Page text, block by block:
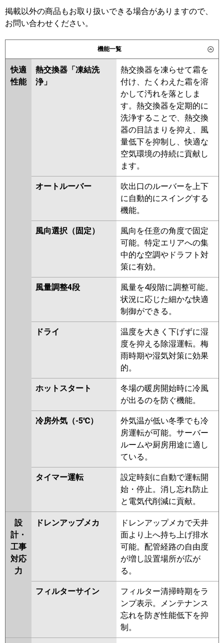
日立
三菱重工
三菱電機
パナソニック
掲載以外の商品もお取り扱いできる場合がありますので、
お問い合わせください。
機能一覧
快適
性能
熱交換器「凍結洗
浄」
熱交換器を凍らせて霜を
付け、たくわえた霜を溶
かして汚れを落としま
す。熱交換器を定期的に
洗浄することで、熱交換
器の目詰まりを抑え、風
量低下を抑制し、快適な
空気環境の持続に貢献し
ます。
オートルーバー
吹出口のルーバーを上下
に自動的にスイングする
機能。
風向選択（固定）
風向を任意の角度で固定
可能。特定エリアへの集
中的な空調やドラフト対
策に有効。
風量調整4段
風量を4段階に調整可能。
状況に応じた細かな快適
制御ができる。
ドライ
温度を大きく下げずに湿
度を抑える除湿運転。梅
雨時期や湿気対策に効果
的。
ホットスタート
冬場の暖房開始時に冷風
が出るのを防ぐ機能。
冷房外気（-5℃）
外気温が低い冬季でも冷
房運転が可能。サーバー
ルームや厨房用途に適し
ている。
タイマー運転
設定時刻に自動で運転開
始・停止。消し忘れ防止
と電気代削減に貢献。
設
計・
工事
対応
力
ドレンアップメカ
ドレンアップメカで天井
面より上へ持ち上げ排水
可能。配管経路の自由度
が増し設置場所が広が
る。
フィルターサイン
フィルター清掃時期をラ
ンプ表示。メンテナンス
忘れを防ぎ性能低下を抑
制。